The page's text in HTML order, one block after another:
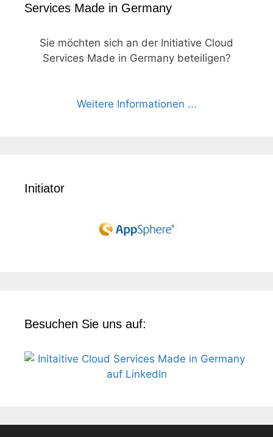
Services Made in Germany
Sie möchten sich an der Initiative Cloud
Services Made in Germany beteiligen?
Weitere Informationen ...
Initiator
Besuchen Sie uns auf: